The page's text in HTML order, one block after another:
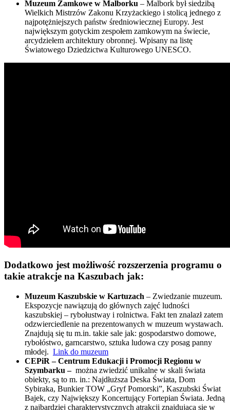
Muzeum Zamkowe w Malborku – Malbork był siedzibą
Wielkich Mistrzów Zakonu Krzyżackiego i stolicą jednego z
najpotężniejszych państw średniowiecznej Europy. Jest
największym gotyckim zespołem zamkowym na świecie,
arcydziełem architektury obronnej. Wpisany na listę
Światowego Dziedzictwa Kulturowego UNESCO.
Dodatkowo jest możliwość rozszerzenia programu o
takie atrakcje na Kaszubach jak:
Muzeum Kaszubskie w Kartuzach – Zwiedzanie muzeum.
Ekspozycje nawiązują do głównych zajęć ludności
kaszubskiej – rybołustway i rolnictwa. Fakt ten znalazł zatem
odzwierciedlenie na prezentowanych w muzeum wystawach.
Znajdują się tu m.in. takie sale jak: gospodarstwo domowe,
rybołóstwo, garncarstwo, sztuka ludowa czy posag panny
młodej. Link do muzeum
CEPiR – Centrum Edukacji i Promocji Regionu w
Szymbarku – można zwiedzić unikalne w skali świata
obiekty, są to m. in.: Najdłuższa Deska Świata, Dom
Sybiraka, Bunkier TOW „Gryf Pomorski”, Kaszubski Świat
Bajek, czy Największy Koncertujący Fortepian Świata. Jedną
z najbardziej charakterystycznych atrakcji znajdującą się w